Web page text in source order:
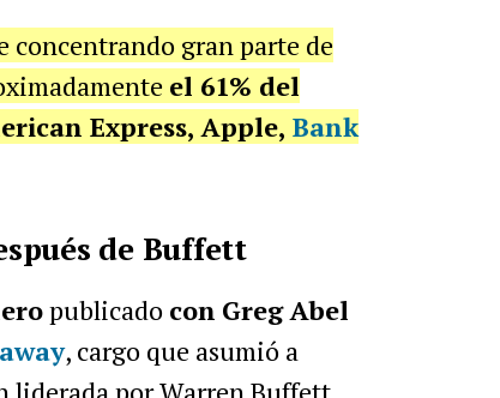
concentrando gran parte de
el 61% del
Express, Apple, Bank
de Buffett
publicado con Greg Abel
, cargo que asumió a